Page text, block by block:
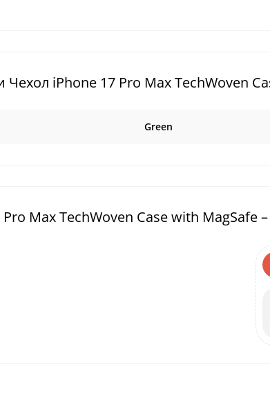
iPhone 17 Pro Max TechWoven
Green
Max TechWoven Case with MagSafe